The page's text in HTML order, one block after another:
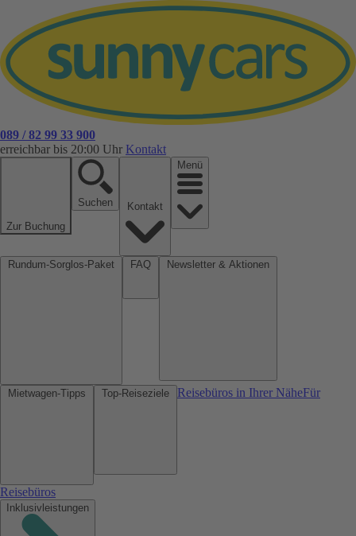
089 / 82 99 33 900
erreichbar bis 20:00 Uhr Kontakt
Zur Buchung
Suchen
Menü
Reisebüros in Ihrer NäheFür
Reisebüros
Inklusivleistungen